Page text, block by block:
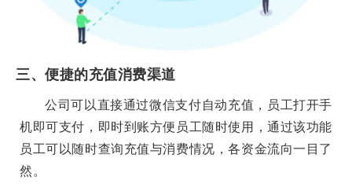
三、便捷的充值消费渠道
公司可以直接通过微信支付自动充值，员工打开手
机即可支付，即时到账方便员工随时使用，通过该功能
员工可以随时查询充值与消费情况，各资金流向一目了
然。